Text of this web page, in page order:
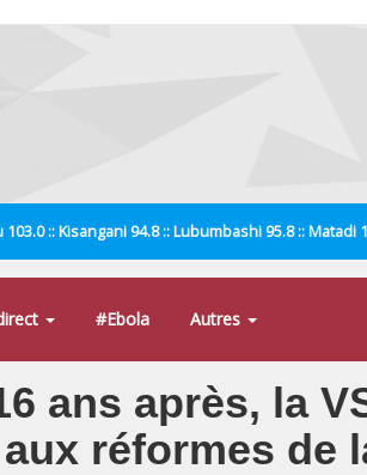
:: Kisangani 94.8 :: Lubumbashi 95.8 ::
#Ebola Autres
ans après, la
réformes de